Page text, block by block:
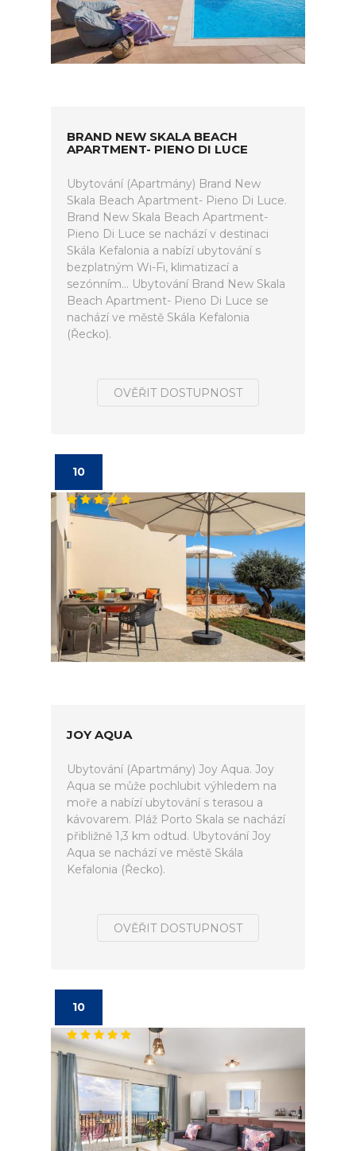
BRAND NEW SKALA BEACH
APARTMENT- PIENO DI LUCE
Ubytování (Apartmány) Brand New
Skala Beach Apartment- Pieno Di Luce.
Brand New Skala Beach Apartment-
Pieno Di Luce se nachází v destinaci
Skála Kefalonia a nabízí ubytování s
bezplatným Wi-Fi, klimatizací a
sezónním... Ubytování Brand New Skala
Beach Apartment- Pieno Di Luce se
nachází ve městě Skála Kefalonia
(Řecko).
OVĚŘIT DOSTUPNOST
10
JOY AQUA
Ubytování (Apartmány) Joy Aqua. Joy
Aqua se může pochlubit výhledem na
moře a nabízí ubytování s terasou a
kávovarem. Pláž Porto Skala se nachází
přibližně 1,3 km odtud. Ubytování Joy
Aqua se nachází ve městě Skála
Kefalonia (Řecko).
OVĚŘIT DOSTUPNOST
10